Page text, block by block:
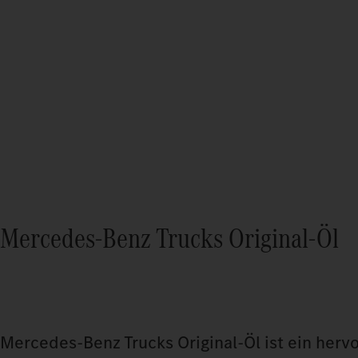
Mercedes‑Benz Trucks Original‑Öl
Mercedes‑Benz Trucks Original‑Öl ist ein